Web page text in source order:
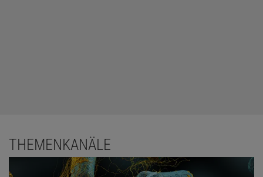
THEMENKANÄLE